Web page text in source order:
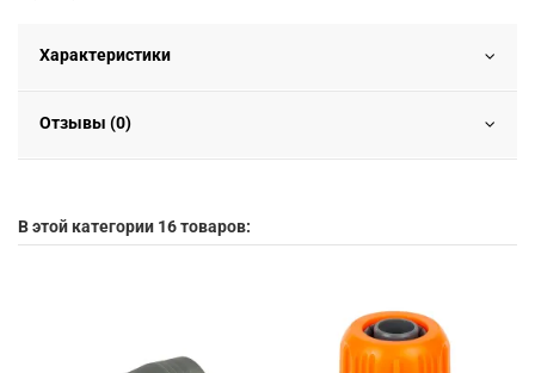
Характеристики
Отзывы (0)
В этой категории 16 товаров: